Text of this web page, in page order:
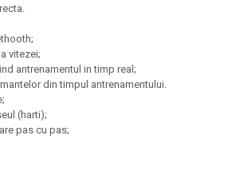
vitezei;
antrenamentul in timp real;
din timpul antrenamentului.
(harti);
pas cu pas;